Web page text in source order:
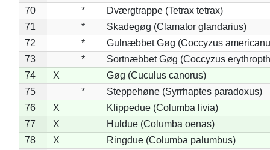
70
*
Dværgtrappe (Tetrax tetrax)
71
*
Skadegøg (Clamator glandarius)
72
*
Gulnæbbet Gøg (Coccyzus
73
*
Sortnæbbet Gøg (Coccyzus
74
X
Gøg (Cuculus canorus)
75
*
Steppehøne (Syrrhaptes paradoxus)
76
X
Klippedue (Columba livia)
77
X
Huldue (Columba oenas)
78
X
Ringdue (Columba palumbus)